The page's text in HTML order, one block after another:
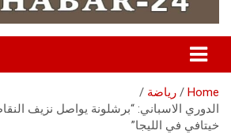
Home
رياضة
الدوري الاسباني: “برشلونة يواصل نزيف
خيتافي في الليجا”